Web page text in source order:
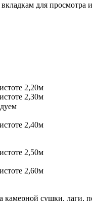
для просмотра
2,20м
2,30м
2,40м
2,50м
2,60м
камерной сушки, лаги,